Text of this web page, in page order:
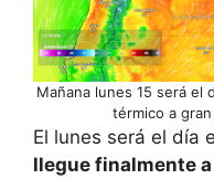
Mañana lunes 15 será el
térmico a
El lunes será el día
llegue finalmente